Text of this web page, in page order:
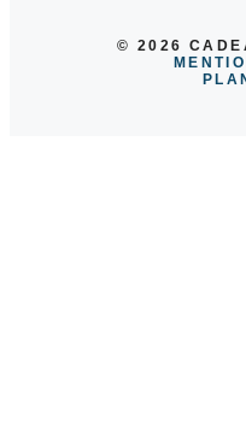
© 2026